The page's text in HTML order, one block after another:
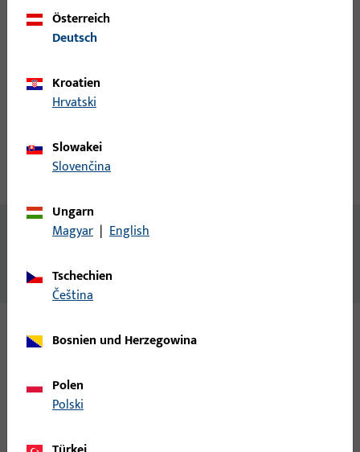
Technische Daten
Inhalt
Varianten
Zu diesem Produkt gibt es folgende Varianten:
Österreich
Deutsch
Kroatien
Hrvatski
Slowakei
Slovenčina
Ungarn
Magyar | English
Tschechien
čeština
Bosnien und Herzegowina
Polen
Polski